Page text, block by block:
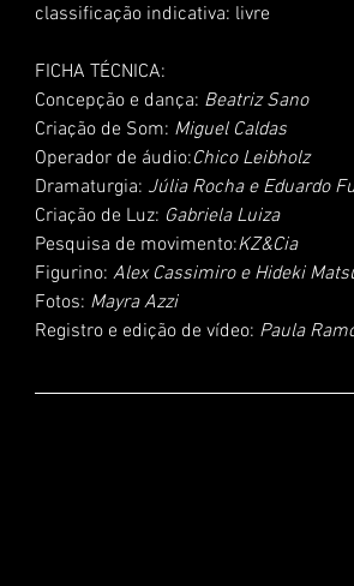
classificação indicativa: livre
FICHA TÉCNICA:
Concepção e dança: Beatriz Sano
Criação de Som: Miguel Caldas
Operador de áudio:Chico Leibholz
Dramaturgia: Júlia Rocha e Eduardo
Criação de Luz: Gabriela Luiza
Pesquisa de movimento:KZ&Cia
Figurino: Alex Cassimiro e Hideki
Fotos: Mayra Azzi
Registro e edição de vídeo: Paula